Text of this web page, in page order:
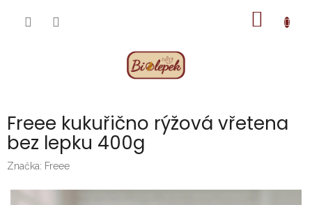
Freee kukuřično rýžová vřetena
bez lepku 400g
Značka: Freee